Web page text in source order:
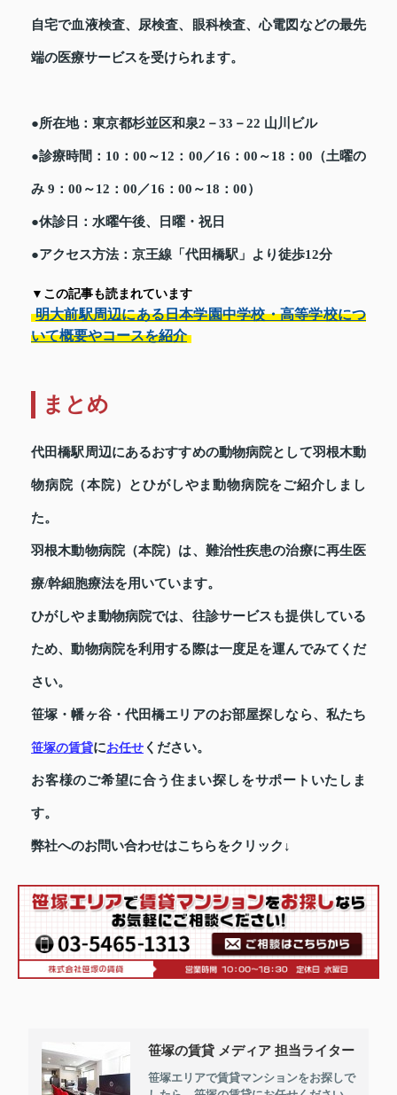
自宅で血液検査、尿検査、眼科検査、心電図などの最先
端の医療サービスを受けられます。
●所在地：東京都杉並区和泉2－33－22 山川ビル
●診療時間：10：00～12：00／16：00～18：00（土曜の
み 9：00～12：00／16：00～18：00）
●休診日：水曜午後、日曜・祝日
●アクセス方法：京王線「代田橋駅」より徒歩12分
▼この記事も読まれています
明大前駅周辺にある日本学園中学校・高等学校につ
いて概要やコースを紹介
まとめ
代田橋駅周辺にあるおすすめの動物病院として羽根木動
物病院（本院）とひがしやま動物病院をご紹介しまし
た。
羽根木動物病院（本院）は、難治性疾患の治療に再生医
療/幹細胞療法を用いています。
ひがしやま動物病院では、往診サービスも提供している
ため、動物病院を利用する際は一度足を運んでみてくだ
さい。
笹塚・幡ヶ谷・代田橋エリアのお部屋探しなら、私たち
笹塚の賃貸にお任せ ください。
お客様のご希望に合う住まい探しをサポートいたしま
す。
弊社へのお問い合わせはこちらをクリック↓
笹塚の賃貸 メディア 担当ライター
笹塚エリアで賃貸マンションをお探しで